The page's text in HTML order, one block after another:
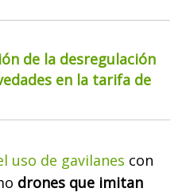
de la desregulación
en la tarifa de
uso de gavilanes con
drones que imitan